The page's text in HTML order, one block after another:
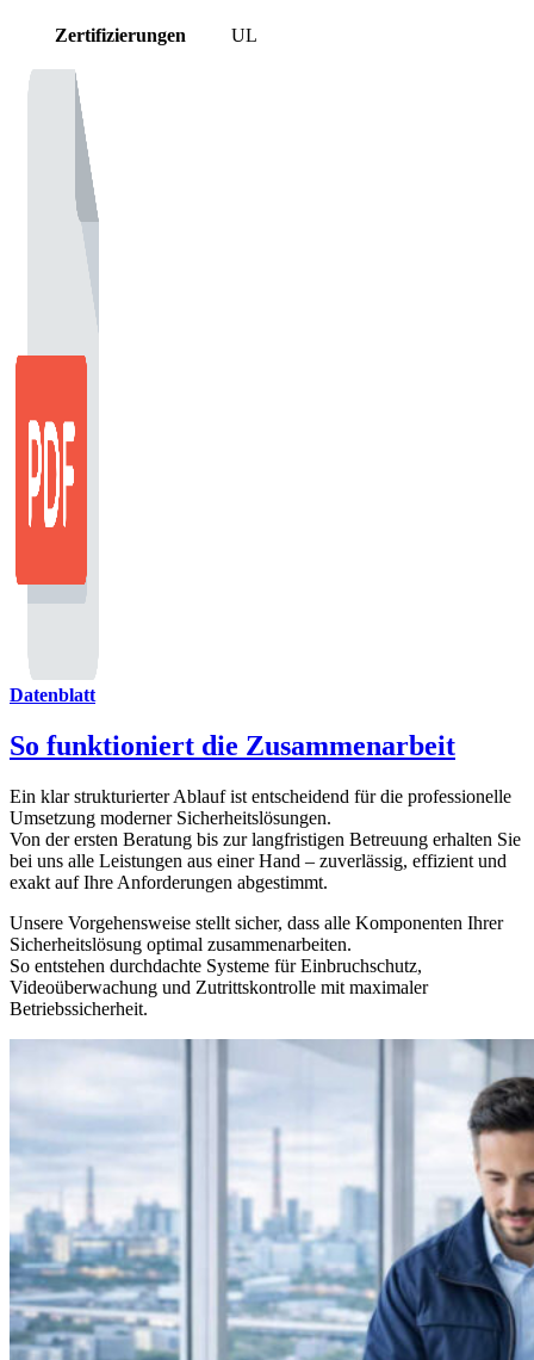
Zertifizierungen UL
Datenblatt
So funktioniert die Zusammenarbeit
Ein klar strukturierter Ablauf ist entscheidend für die professionelle
Umsetzung moderner Sicherheitslösungen.
Von der ersten Beratung bis zur langfristigen Betreuung erhalten Sie
bei uns alle Leistungen aus einer Hand – zuverlässig, effizient und
exakt auf Ihre Anforderungen abgestimmt.
Unsere Vorgehensweise stellt sicher, dass alle Komponenten Ihrer
Sicherheitslösung optimal zusammenarbeiten.
So entstehen durchdachte Systeme für Einbruchschutz,
Videoüberwachung und Zutrittskontrolle mit maximaler
Betriebssicherheit.